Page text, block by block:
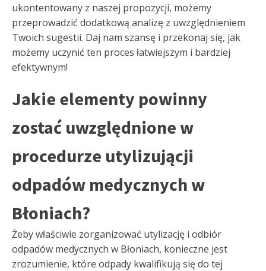
ukontentowany z naszej propozycji, możemy
przeprowadzić dodatkową analizę z uwzględnieniem
Twoich sugestii. Daj nam szansę i przekonaj się, jak
możemy uczynić ten proces łatwiejszym i bardziej
efektywnym!
Jakie elementy powinny
zostać uwzględnione w
procedurze utylizującji
odpadów medycznych w
Błoniach?
Żeby właściwie zorganizować utylizację i odbiór
odpadów medycznych w Błoniach, konieczne jest
zrozumienie, które odpady kwalifikują się do tej